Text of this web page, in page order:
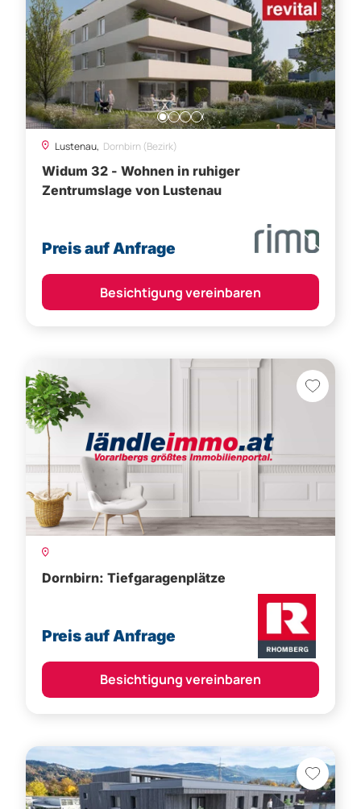
Lustenau,Dornbirn (Bezirk)
Widum 32 - Wohnen in ruhiger
Besichtigung vereinbaren
Dornbirn: Tiefgaragenplätze
Besichtigung vereinbaren